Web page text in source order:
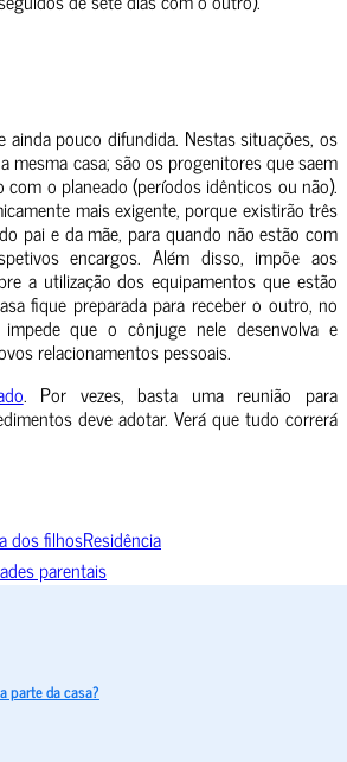
ainda pouco difundida. Nestas situações, os
mesma casa; são os progenitores que saem
com o planeado (períodos idênticos ou não).
mais exigente, porque existirão três
pai e da mãe, para quando não estão com
encargos. Além disso, impõe aos
a utilização dos equipamentos que estão
fique preparada para receber o outro, no
que o cônjuge nele desenvolva e
relacionamentos pessoais.
. Por vezes, basta uma reunião para
deve adotar. Verá que tudo correrá
dos filhosResidência
parentais
parte da casa?